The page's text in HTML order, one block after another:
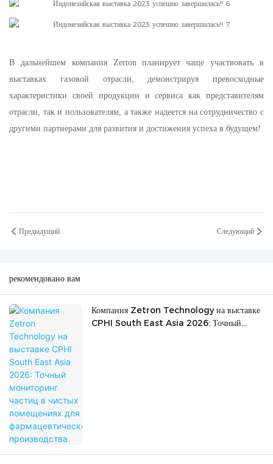
В дальнейшем компания Zerton планирует чаще участвовать в
выставках газовой отрасли, демонстрируя превосходные
характеристики своей продукции и сервиса как представителям
отрасли, так и пользователям, а также надеется на сотрудничество с
другими партнерами для развития и достижения успеха в будущем!
Предыдущий Следующий
рекомендовано вам
Компания Zetron Technology на выставке
CPHI South East Asia 2026: Точный